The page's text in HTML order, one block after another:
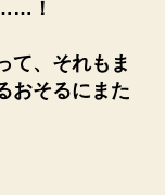
！
て、それもま
おそるにまた